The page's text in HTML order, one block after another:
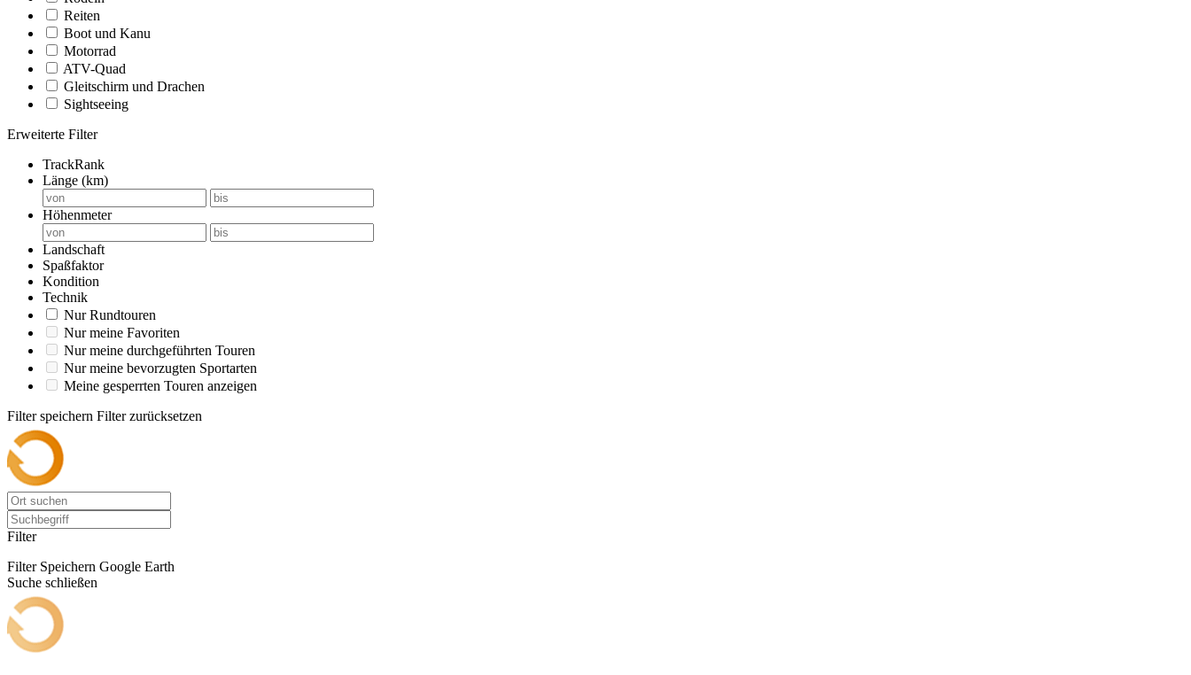
Reiten
Boot und Kanu
Motorrad
ATV-Quad
Gleitschirm und Drachen
Sightseeing
Erweiterte Filter
TrackRank
Länge (km)
Höhenmeter
Landschaft
Spaßfaktor
Kondition
Technik
Nur Rundtouren
Nur meine Favoriten
Nur meine durchgeführten Touren
Nur meine bevorzugten Sportarten
Meine gesperrten Touren anzeigen
Filter speichern Filter zurücksetzen
Filter
Filter Speichern Google Earth
Suche schließen